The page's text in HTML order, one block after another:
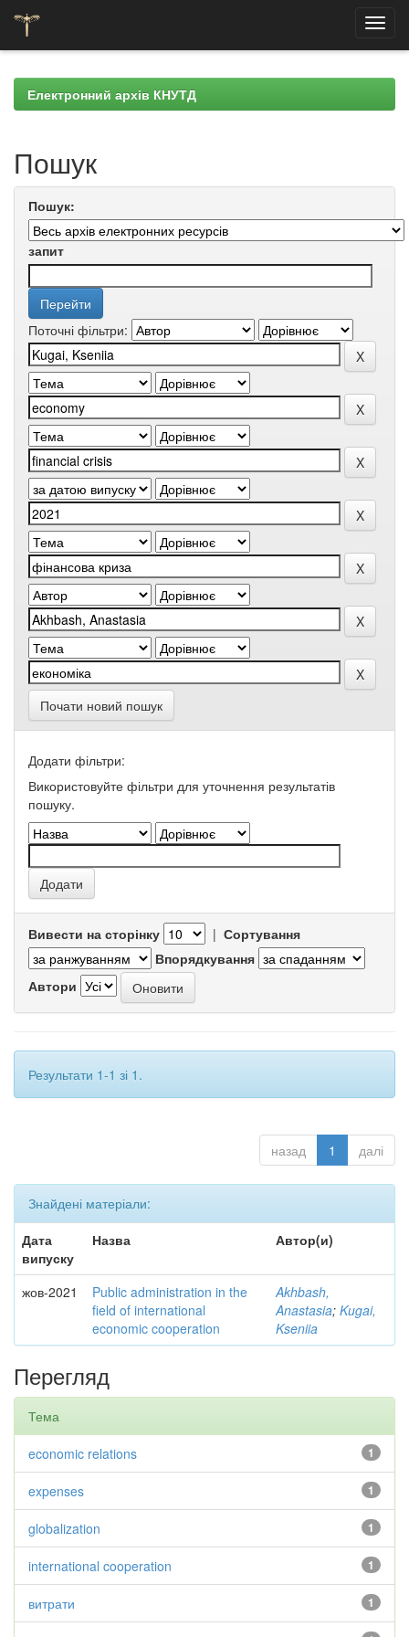
navigationЕлектронний архів КНУТД
Пошук
Пошук:
запит
Поточні фільтри:
Почати новий пошук
Додати фільтри:
Використовуйте фільтри для уточнення результатів
пошуку.
Вивести на сторінку | Сортування
Впорядкування
Автори
Результати 1-1 зі 1.
назад 1 далі
Знайдені матеріали:
Дата
випуску
Назва Автор(и)
жов-2021
Public administration in the
field of international
economic cooperation
Akhbash,
Anastasia; Kugai,
Kseniia
Перегляд
Тема
1
economic relations
1
expenses
1
globalization
1
international cooperation
1
витрати